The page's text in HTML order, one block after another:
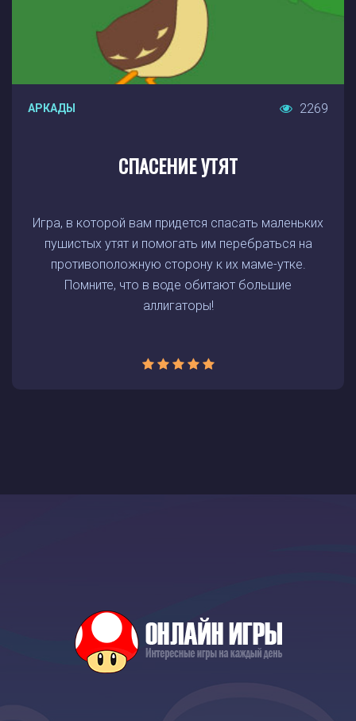
АРКАДЫ 2269
СПАСЕНИЕ УТЯТ
Игра, в которой вам придется спасать маленьких
пушистых утят и помогать им перебраться на
противоположную сторону к их маме-утке.
Помните, что в воде обитают большие
аллигаторы!